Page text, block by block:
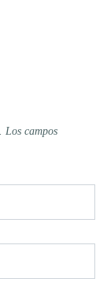
Los campos